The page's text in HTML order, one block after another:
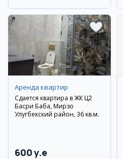
Аренда квартир
Сдается квартира в ЖК Ц2
Басри Баба, Мирзо
Улугбекский район, 36 кв.м.
600 y.e